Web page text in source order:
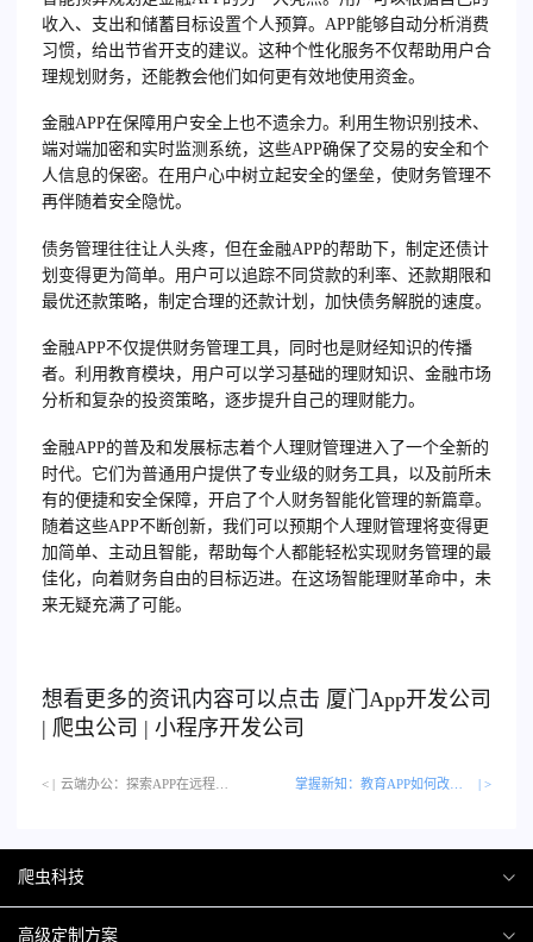
收入、支出和储蓄目标设置个人预算。APP能够自动分析消费
习惯，给出节省开支的建议。这种个性化服务不仅帮助用户合
理规划财务，还能教会他们如何更有效地使用资金。
金融APP在保障用户安全上也不遗余力。利用生物识别技术、
端对端加密和实时监测系统，这些APP确保了交易的安全和个
人信息的保密。在用户心中树立起安全的堡垒，使财务管理不
再伴随着安全隐忧。
债务管理往往让人头疼，但在金融APP的帮助下，制定还债计
划变得更为简单。用户可以追踪不同贷款的利率、还款期限和
最优还款策略，制定合理的还款计划，加快债务解脱的速度。
金融APP不仅提供财务管理工具，同时也是财经知识的传播
者。利用教育模块，用户可以学习基础的理财知识、金融市场
分析和复杂的投资策略，逐步提升自己的理财能力。
金融APP的普及和发展标志着个人理财管理进入了一个全新的
时代。它们为普通用户提供了专业级的财务工具，以及前所未
有的便捷和安全保障，开启了个人财务智能化管理的新篇章。
随着这些APP不断创新，我们可以预期个人理财管理将变得更
加简单、主动且智能，帮助每个人都能轻松实现财务管理的最
佳化，向着财务自由的目标迈进。在这场智能理财革命中，未
来无疑充满了可能。
想看更多的资讯内容可以点击 厦门 App开发公司
| 爬虫公司 | 小程序开发公司
< | | >
爬虫科技
爬虫案例
高级定制方案